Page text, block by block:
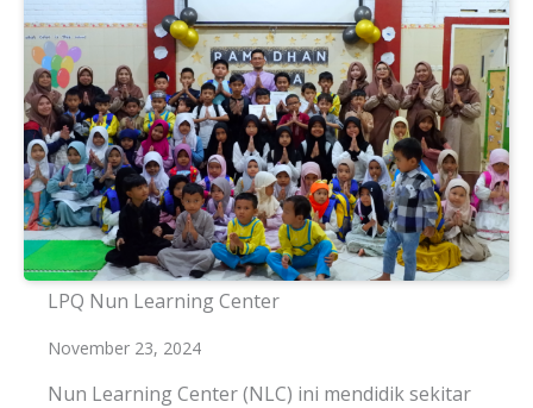
LPQ Nun Learning Center
November 23, 2024
Nun Learning Center (NLC) ini mendidik sekitar